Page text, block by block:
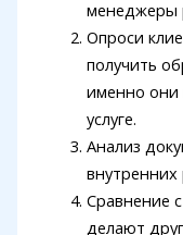
менеджеры
Опроси
получить
именно они
услуге.
Анализ
внутренних
Сравнение
делают